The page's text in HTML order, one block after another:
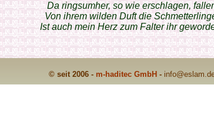
Da ringsumher, so wie erschlagen,
Von ihrem wilden Duft die
Ist auch mein Herz zum Falter ihr
© seit 2006 - m-haditec GmbH - info